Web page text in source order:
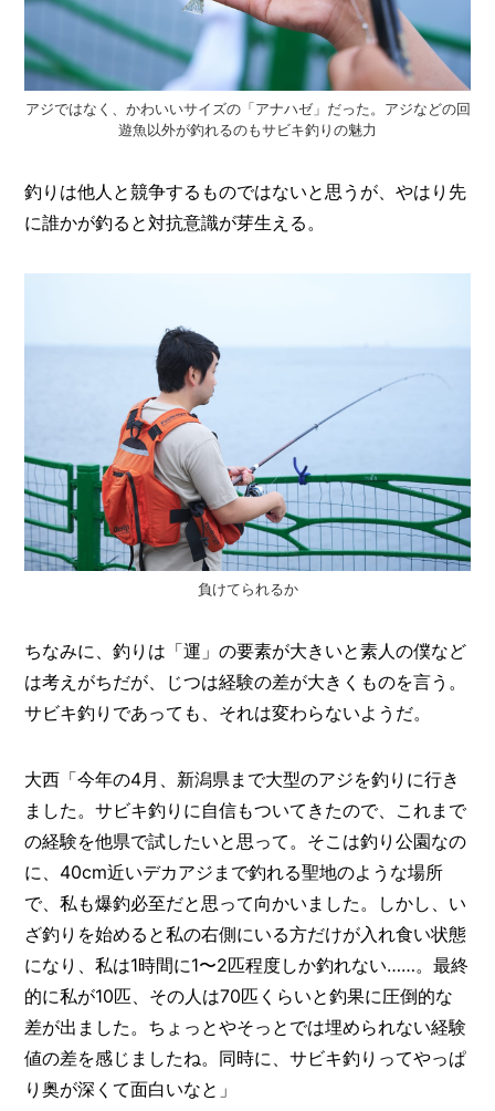
アジではなく、かわいいサイズの「アナハゼ」だった。アジなどの回
遊魚以外が釣れるのもサビキ釣りの魅力
釣りは他人と競争するものではないと思うが、やはり先
に誰かが釣ると対抗意識が芽生える。
負けてられるか
ちなみに、釣りは「運」の要素が大きいと素人の僕など
は考えがちだが、じつは経験の差が大きくものを言う。
サビキ釣りであっても、それは変わらないようだ。
大西「今年の4月、新潟県まで大型のアジを釣りに行き
ました。サビキ釣りに自信もついてきたので、これまで
の経験を他県で試したいと思って。そこは釣り公園なの
に、40cm近いデカアジまで釣れる聖地のような場所
で、私も爆釣必至だと思って向かいました。しかし、い
ざ釣りを始めると私の右側にいる方だけが入れ食い状態
になり、私は1時間に1〜2匹程度しか釣れない……。最終
的に私が10匹、その人は70匹くらいと釣果に圧倒的な
差が出ました。ちょっとやそっとでは埋められない経験
値の差を感じましたね。同時に、サビキ釣りってやっぱ
り奥が深くて面白いなと」